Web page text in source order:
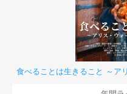
食べることは生きること ～ア